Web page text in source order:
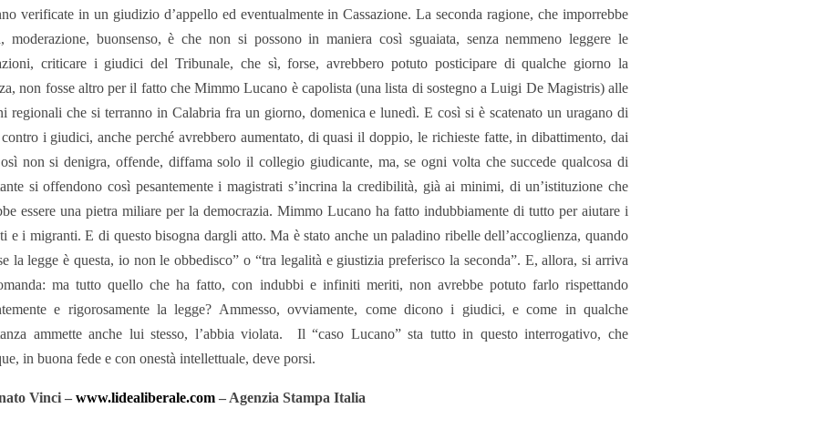
verificate in un giudizio d’appello ed eventualmente in Cassazione. La seconda ragione, che imporrebbe
moderazione, buonsenso, è che non si possono in maniera così sguaiata, senza nemmeno leggere le
criticare i giudici del Tribunale, che sì, forse, avrebbero potuto posticipare di qualche giorno la
non fosse altro per il fatto che Mimmo Lucano è capolista (una lista di sostegno a Luigi De Magistris) alle
regionali che si terranno in Calabria fra un giorno, domenica e lunedì. E così si è scatenato un uragano di
i giudici, anche perché avrebbero aumentato, di quasi il doppio, le richieste fatte, in dibattimento, dai
non si denigra, offende, diffama solo il collegio giudicante, ma, se ogni volta che succede qualcosa di
si offendono così pesantemente i magistrati s’incrina la credibilità, già ai minimi, di un’istituzione che
essere una pietra miliare per la democrazia. Mimmo Lucano ha fatto indubbiamente di tutto per aiutare i
e i migranti. E di questo bisogna dargli atto. Ma è stato anche un paladino ribelle dell’accoglienza, quando
la legge è questa, io non le obbedisco” o “tra legalità e giustizia preferisco la seconda”. E, allora, si arriva
ma tutto quello che ha fatto, con indubbi e infiniti meriti, non avrebbe potuto farlo rispettando
e rigorosamente la legge? Ammesso, ovviamente, come dicono i giudici, e come in qualche
ammette anche lui stesso, l’abbia violata.
Il “caso Lucano” sta tutto in questo interrogativo, che
in buona fede e con onestà intellettuale, deve porsi.
Vinci – www.lidealiberale.com – Agenzia Stampa Italia